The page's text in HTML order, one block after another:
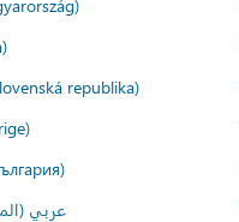
republika)
عربي